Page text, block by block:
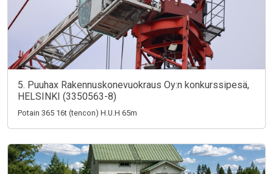
5. Puuhax Rakennuskonevuokraus Oy:n konkurssipesä,
HELSINKI (3350563-8)
Potain 365 16t (tencon) H.U.H 65m